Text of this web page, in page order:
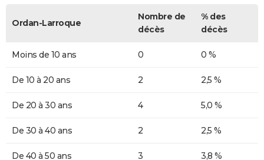
Ordan-Larroque
Nombre de
décès
% des
décès
Moins de 10 ans 0 0 %
De 10 à 20 ans 2 2,5 %
De 20 à 30 ans 4 5,0 %
De 30 à 40 ans 2 2,5 %
De 40 à 50 ans 3 3,8 %